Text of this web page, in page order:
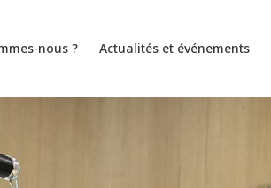
nous ? Actualités et événements